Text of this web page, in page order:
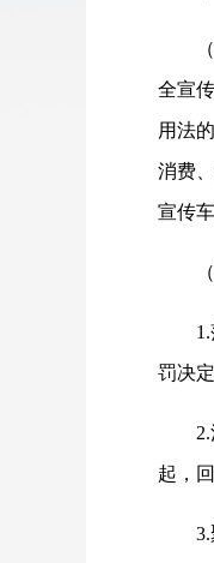
全宣
用法
消费
宣传
罚决
起 ，